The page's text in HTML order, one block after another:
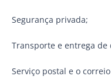
Segurança privada;
Transporte e entrega de
Serviço postal e o